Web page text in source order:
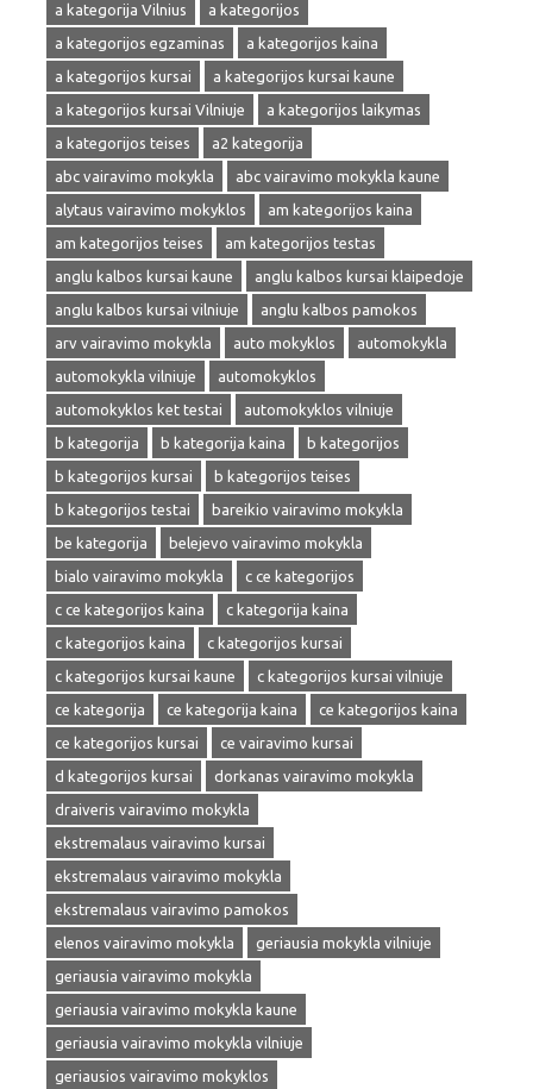
a kategorija Vilnius
a kategorijos
a kategorijos egzaminas
a kategorijos kaina
a kategorijos kursai
a kategorijos kursai kaune
a kategorijos kursai Vilniuje
a kategorijos laikymas
a kategorijos teises
a2 kategorija
abc vairavimo mokykla
abc vairavimo mokykla kaune
alytaus vairavimo mokyklos
am kategorijos kaina
am kategorijos teises
am kategorijos testas
anglu kalbos kursai kaune
anglu kalbos kursai klaipedoje
anglu kalbos kursai vilniuje
anglu kalbos pamokos
arv vairavimo mokykla
auto mokyklos
automokykla
automokykla vilniuje
automokyklos
automokyklos ket testai
automokyklos vilniuje
b kategorija
b kategorija kaina
b kategorijos
b kategorijos kursai
b kategorijos teises
b kategorijos testai
bareikio vairavimo mokykla
be kategorija
belejevo vairavimo mokykla
bialo vairavimo mokykla
c ce kategorijos
c ce kategorijos kaina
c kategorija kaina
c kategorijos kaina
c kategorijos kursai
c kategorijos kursai kaune
c kategorijos kursai vilniuje
ce kategorija
ce kategorija kaina
ce kategorijos kaina
ce kategorijos kursai
ce vairavimo kursai
d kategorijos kursai
dorkanas vairavimo mokykla
draiveris vairavimo mokykla
ekstremalaus vairavimo kursai
ekstremalaus vairavimo mokykla
ekstremalaus vairavimo pamokos
elenos vairavimo mokykla
geriausia mokykla vilniuje
geriausia vairavimo mokykla
geriausia vairavimo mokykla kaune
geriausia vairavimo mokykla vilniuje
geriausios vairavimo mokyklos